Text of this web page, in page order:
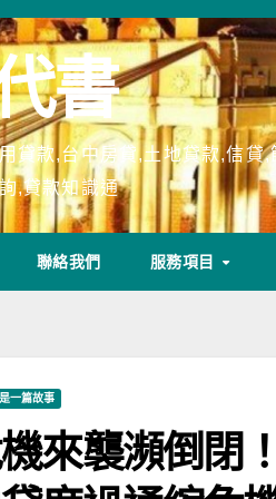
書
貸款,台中房貸,土地貸款,信貸,
,貸款知識通
聯絡我們 服務項目
一篇故事
來襲瀕倒閉